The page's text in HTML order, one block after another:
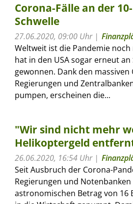
Corona-Fälle an der
Schwelle
27.06.2020, 09:00 Uhr
Weltweit ist die Pandemie
hat in den USA sogar erneut an
gewonnen. Dank den massiven
Regierungen und
pumpen, erscheinen die...
"Wir sind nicht mehr
Helikoptergeld
26.06.2020, 16:54 Uhr
Seit Ausbruch der Corona-
Regierungen und Notenbanken
astronomischen Betrag von 16